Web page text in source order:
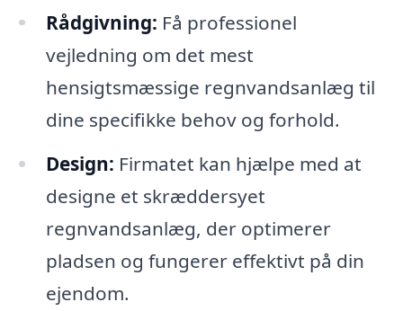
Rådgivning: Få professionel
vejledning om det mest
hensigtsmæssige regnvandsanlæg til
dine specifikke behov og forhold.
Design: Firmatet kan hjælpe med at
designe et skræddersyet
regnvandsanlæg, der optimerer
pladsen og fungerer effektivt på din
ejendom.